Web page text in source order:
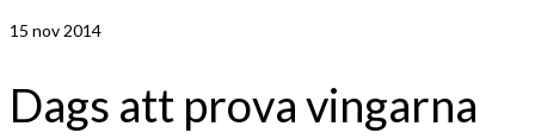
15 nov 2014
Dags att prova vingarna